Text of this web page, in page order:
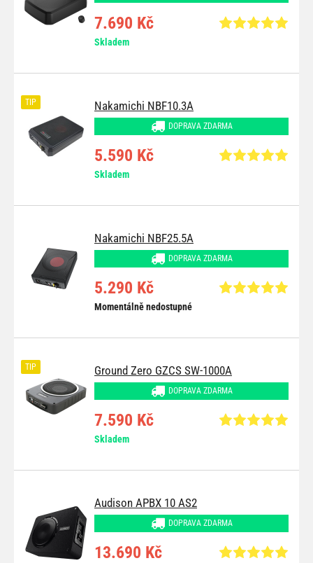
7.690 Kč
Skladem
Nakamichi NBF10.3A
DOPRAVA ZDARMA
TIP
5.590 Kč
Skladem
Nakamichi NBF25.5A
DOPRAVA ZDARMA
5.290 Kč
Momentálně nedostupné
Ground Zero GZCS SW-1000A
DOPRAVA ZDARMA
TIP
7.590 Kč
Skladem
Audison APBX 10 AS2
DOPRAVA ZDARMA
13.690 Kč